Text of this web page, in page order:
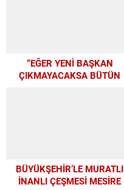
“EĞER YENİ BAŞKAN
ÇIKMAYACAKSA BÜTÜN
BÜYÜKŞEHİR’LE MURATLI
İNANLI ÇEŞMESİ MESİRE